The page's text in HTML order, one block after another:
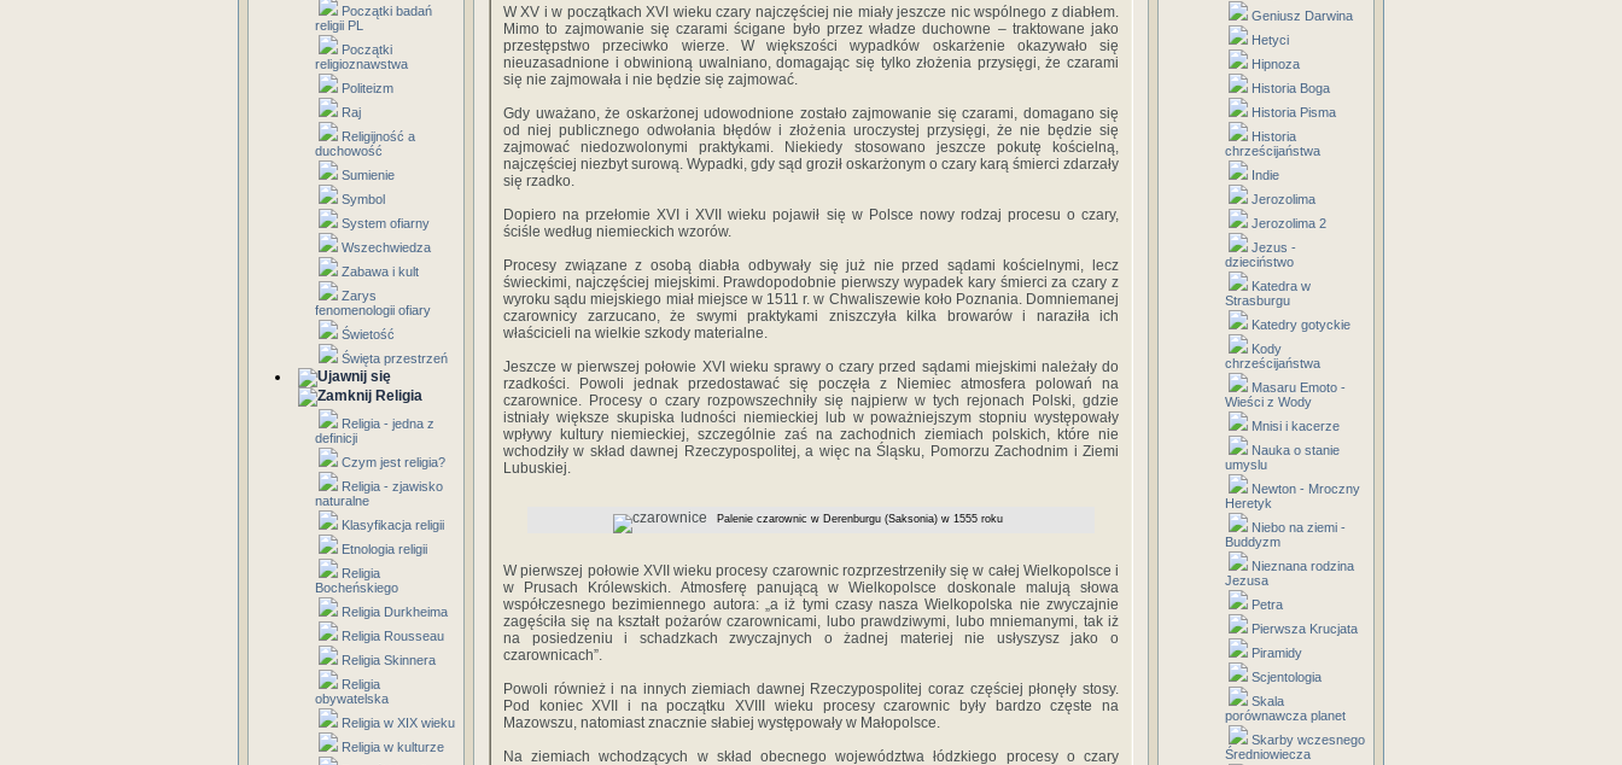
Początki badań
religii PL
Początki
religioznawstwa
Politeizm
Raj
Religijność a
duchowość
Sumienie
Symbol
System ofiarny
Wszechwiedza
Zabawa i kult
Zarys
fenomenologii ofiary
Świetość
Święta przestrzeń
Religia
Religia - jedna z
definicji
Czym jest religia?
Religia - zjawisko
naturalne
Klasyfikacja religii
Etnologia religii
Religia
Bocheńskiego
Religia Durkheima
Religia Rousseau
Religia Skinnera
Religia
obywatelska
Religia w XIX wieku
Religia w kulturze
W XV i w początkach XVI wieku czary najczęściej nie miały jeszcze nic wspólnego z diabłem.
Mimo to zajmowanie się czarami ścigane było przez władze duchowne – traktowane jako
przestępstwo przeciwko wierze. W większości wypadków oskarżenie okazywało się
nieuzasadnione i obwinioną uwalniano, domagając się tylko złożenia przysięgi, że czarami
się nie zajmowała i nie będzie się zajmować.
Gdy uważano, że oskarżonej udowodnione zostało zajmowanie się czarami, domagano się
od niej publicznego odwołania błędów i złożenia uroczystej przysięgi, że nie będzie się
zajmować niedozwolonymi praktykami. Niekiedy stosowano jeszcze pokutę kościelną,
najczęściej niezbyt surową. Wypadki, gdy sąd groził oskarżonym o czary karą śmierci zdarzały
się rzadko.
Dopiero na przełomie XVI i XVII wieku pojawił się w Polsce nowy rodzaj procesu o czary,
ściśle według niemieckich wzorów.
Procesy związane z osobą diabła odbywały się już nie przed sądami kościelnymi, lecz
świeckimi, najczęściej miejskimi. Prawdopodobnie pierwszy wypadek kary śmierci za czary z
wyroku sądu miejskiego miał miejsce w 1511 r. w Chwaliszewie koło Poznania. Domniemanej
czarownicy zarzucano, że swymi praktykami zniszczyła kilka browarów i naraziła ich
właścicieli na wielkie szkody materialne.
Jeszcze w pierwszej połowie XVI wieku sprawy o czary przed sądami miejskimi należały do
rzadkości. Powoli jednak przedostawać się poczęła z Niemiec atmosfera polowań na
czarownice. Procesy o czary rozpowszechniły się najpierw w tych rejonach Polski, gdzie
istniały większe skupiska ludności niemieckiej lub w poważniejszym stopniu występowały
wpływy kultury niemieckiej, szczególnie zaś na zachodnich ziemiach polskich, które nie
wchodziły w skład dawnej Rzeczypospolitej, a więc na Śląsku, Pomorzu Zachodnim i Ziemi
Lubuskiej.
Palenie czarownic w Derenburgu (Saksonia) w 1555 roku
W pierwszej połowie XVII wieku procesy czarownic rozprzestrzeniły się w całej Wielkopolsce i
w Prusach Królewskich. Atmosferę panującą w Wielkopolsce doskonale malują słowa
współczesnego bezimiennego autora: „a iż tymi czasy nasza Wielkopolska nie zwyczajnie
zagęściła się na kształt pożarów czarownicami, lubo prawdziwymi, lubo mniemanymi, tak iż
na posiedzeniu i schadzkach zwyczajnych o żadnej materiej nie usłyszysz jako o
czarownicach”.
Powoli również i na innych ziemiach dawnej Rzeczypospolitej coraz częściej płonęły stosy.
Pod koniec XVII i na początku XVIII wieku procesy czarownic były bardzo częste na
Mazowszu, natomiast znacznie słabiej występowały w Małopolsce.
Na ziemiach wchodzących w skład obecnego województwa łódzkiego procesy o czary
Geniusz Darwina
Hetyci
Hipnoza
Historia Boga
Historia Pisma
Historia
chrześcijaństwa
Indie
Jerozolima
Jerozolima 2
Jezus -
dzieciństwo
Katedra w
Strasburgu
Katedry gotyckie
Kody
chrześcijaństwa
Masaru Emoto -
Wieści z Wody
Mnisi i kacerze
Nauka o stanie
umyslu
Newton - Mroczny
Heretyk
Niebo na ziemi -
Buddyzm
Nieznana rodzina
Jezusa
Petra
Pierwsza Krucjata
Piramidy
Scjentologia
Skala
porównawcza planet
Skarby wczesnego
Średniowiecza